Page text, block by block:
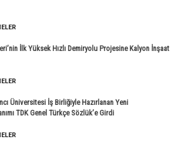
İlk Yüksek Hızlı Demiryolu Projesine Kalyon İnşaat
Üniversitesi İş Birliğiyle Hazırlanan Yeni
TDK Genel Türkçe Sözlük’e Girdi